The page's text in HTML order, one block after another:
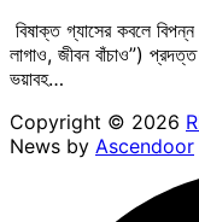
বিষাক্ত গ্যাসের কবলে
লাগাও, জীবন বাঁচাও”) প্রদত্ত
ভয়াবহ…
Copyright © 2026
News by Ascendoor